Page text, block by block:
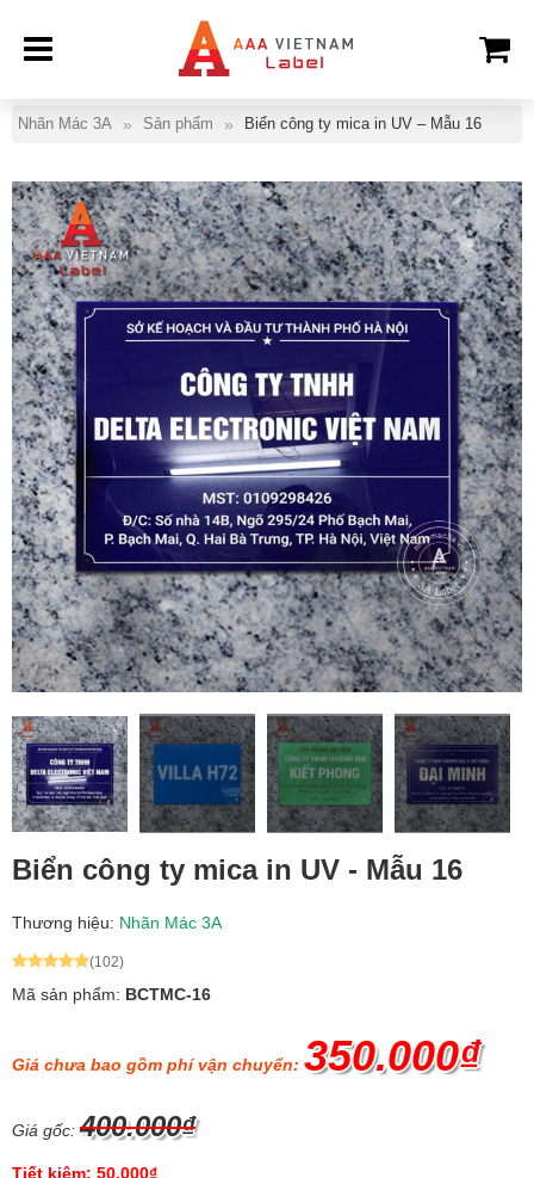
Nhãn Mác 3A Sản phẩm Biển công ty mica in UV – Mẫu 16
Biển công ty mica in UV - Mẫu 16
Thương hiệu: Nhãn Mác 3A
(102)
Mã sản phẩm: BCTMC-16
Giá chưa bao gồm phí vận chuyển: 350.000₫
Giá gốc:400.000₫
Tiết kiệm: 50.000₫